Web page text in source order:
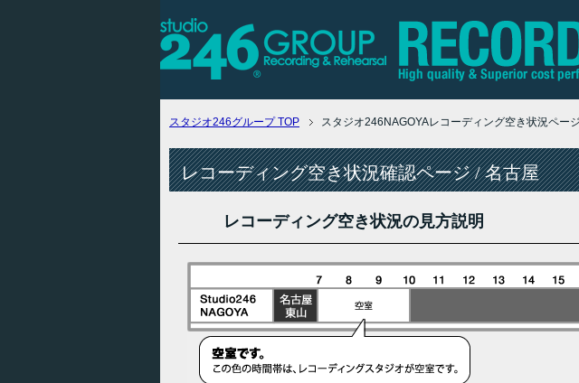
スタジオ246グループTOP スタジオ246NAGOYAレコーディング空き状況ページ
レコーディング空き状況確認ページ / 名古屋
レコーディング空き状況の見方説明